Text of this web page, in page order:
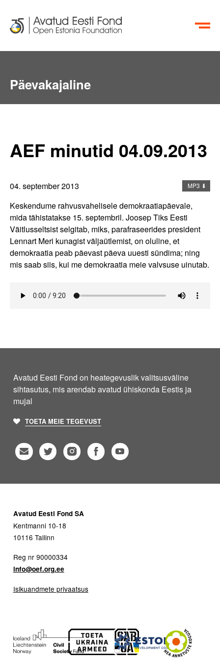
EN RU
Päevakajaline
AEF minutid 04.09.2013
04. september 2013 MP3 ⬇
Keskendume rahvusvahelisele demokraatiapäevale,
mida tähistatakse 15. septembril. Joosep Tiks Eesti
Väitlusseltsist selgitab, miks, parafraseerides president
Lennart Meri kunagist väljaütlemist, on oluline, et
demokraatia peab päevast päeva uuesti sündima; ning
mis saab siis, kui me demokraatia meie valvsuse uinutab.
Avatud Eesti Fond on heategevuslik valitsusväline
sihtasutus, mis arendab avatud ühiskonda Eestis ja
mujal
TOETA MEIE TEGEVUST
Avatud Eesti Fond SA
Kentmanni 10-18
10116 Tallinn
Reg nr 90000334
info@oef.org.ee
Isikuandmete privaatsus